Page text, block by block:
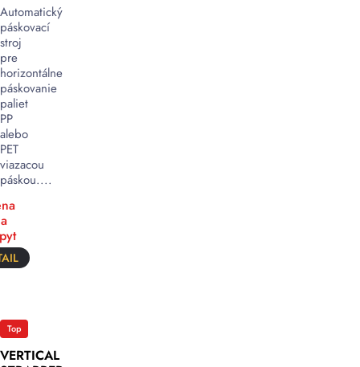
Automatický
páskovací
stroj
pre
horizontálne
páskovanie
paliet
PP
alebo
PET
viazacou
páskou....
Top
VERTICAL